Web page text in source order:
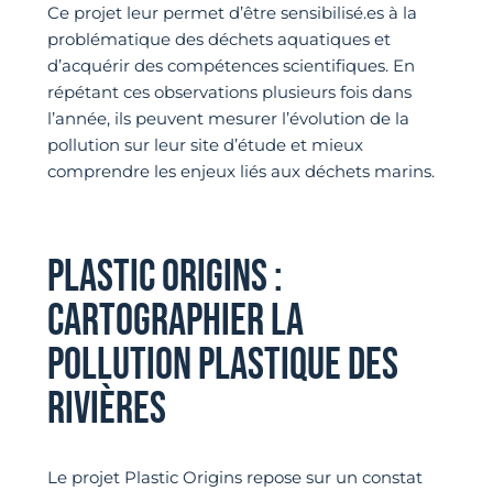
Ce projet leur permet d’être sensibilisé.es à la
problématique des déchets aquatiques et
d’acquérir des compétences scientifiques. En
répétant ces observations plusieurs fois dans
l’année, ils peuvent mesurer l’évolution de la
pollution sur leur site d’étude et mieux
comprendre les enjeux liés aux déchets marins.
PLASTIC ORIGINS :
CARTOGRAPHIER LA
POLLUTION PLASTIQUE DES
RIVIÈRES
Le projet Plastic Origins repose sur un constat